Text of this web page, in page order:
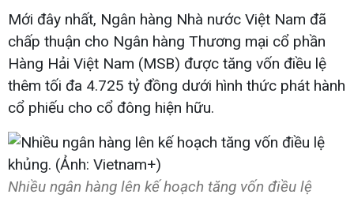
Mới đây nhất, Ngân hàng Nhà nước Việt Nam đã
chấp thuận cho Ngân hàng Thương mại cổ phần
Hàng Hải Việt Nam (MSB) được tăng vốn điều lệ
thêm tối đa 4.725 tỷ đồng dưới hình thức phát hành
cổ phiếu cho cổ đông hiện hữu.
Nhiều ngân hàng lên kế hoạch tăng vốn điều lệ